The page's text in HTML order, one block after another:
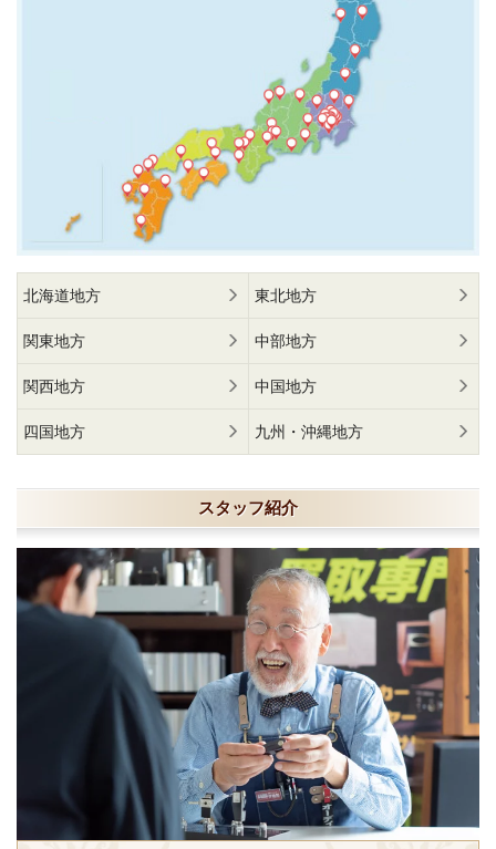
北海道地方 東北地方
関東地方 中部地方
関西地方 中国地方
四国地方 九州・沖縄地方
スタッフ紹介